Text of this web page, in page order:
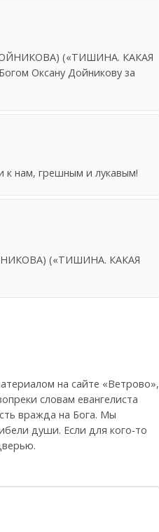
ДОЙНИКОВА) («ТИШИНА. КАКАЯ
Оксану Дойникову за
к нам, грешным и лукавым!
(«ТИШИНА. КАКАЯ
на сайте «Ветрово»,
словам евангелиста
вражда на Бога. Мы
души. Если для кого-то